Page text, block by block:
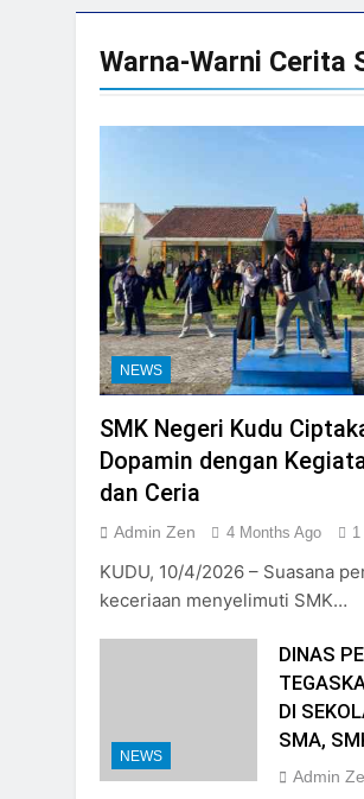
Warna-Warni Cerita
NEWS
SMK Negeri Kudu
Dopamin dengan
dan Ceria
Admin Zen 4 Months Ago 1
KUDU, 10/4/2026 – Suasana
keceriaan menyelimuti SMK…
NEWS
DINAS
DI
SMA,
Admin